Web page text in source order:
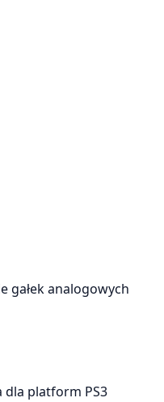
gałek analogowych
platform PS3